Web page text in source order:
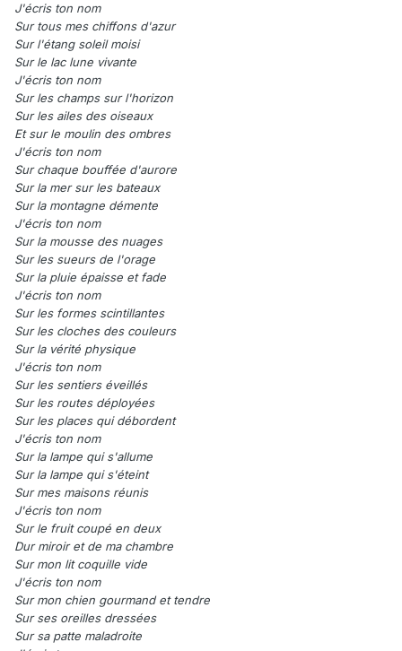
J'écris ton nom
Sur tous mes chiffons d'azur
Sur l'étang soleil moisi
Sur le lac lune vivante
J'écris ton nom
Sur les champs sur l'horizon
Sur les ailes des oiseaux
Et sur le moulin des ombres
J'écris ton nom
Sur chaque bouffée d'aurore
Sur la mer sur les bateaux
Sur la montagne démente
J'écris ton nom
Sur la mousse des nuages
Sur les sueurs de l'orage
Sur la pluie épaisse et fade
J'écris ton nom
Sur les formes scintillantes
Sur les cloches des couleurs
Sur la vérité physique
J'écris ton nom
Sur les sentiers éveillés
Sur les routes déployées
Sur les places qui débordent
J'écris ton nom
Sur la lampe qui s'allume
Sur la lampe qui s'éteint
Sur mes maisons réunis
J'écris ton nom
Sur le fruit coupé en deux
Dur miroir et de ma chambre
Sur mon lit coquille vide
J'écris ton nom
Sur mon chien gourmand et tendre
Sur ses oreilles dressées
Sur sa patte maladroite